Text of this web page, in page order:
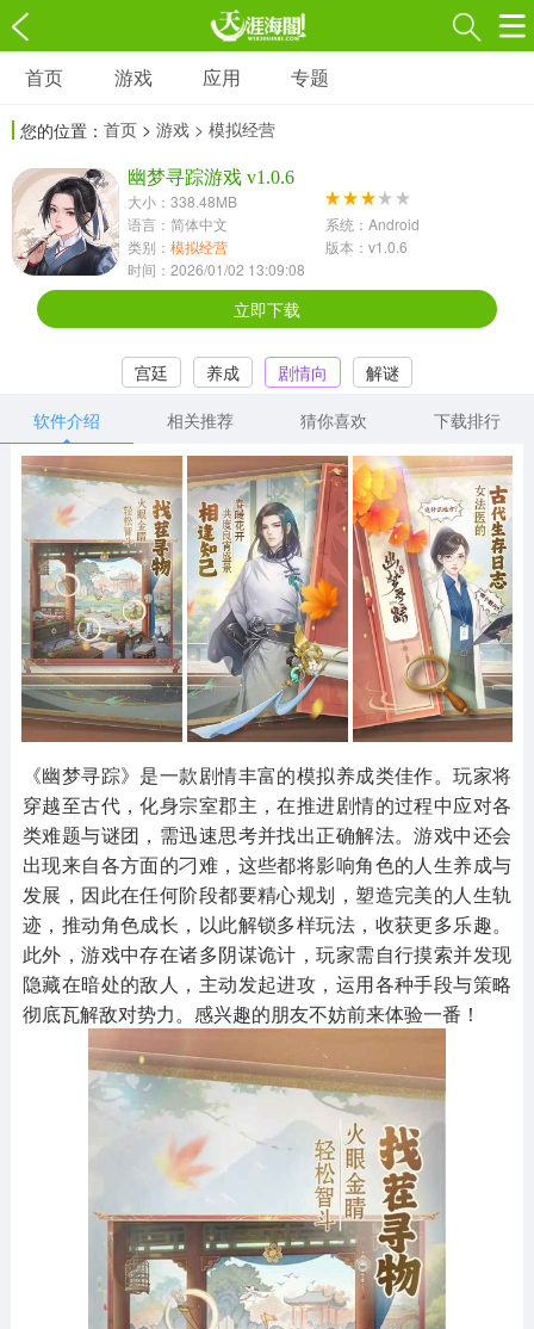
游戏
3697款应用
1597款应用
休闲益智
13387款应用
2196款应用
冒险解谜
1072款应用
418款应用
568款应用
音乐舞蹈
269款应用
2716款应用
515款应用
其他
1654款应用
游戏助手
515款应用
MOD游戏
1056款应用
首页 游戏 应用 专题
您的位置： 首页 > 游戏 > 模拟经营
幽梦寻踪游戏 v1.0.6
大小：338.48MB
语言：简体中文
系统：Android
类别： 模拟经营
版本：v1.0.6
时间：2026/01/02 13:09:08
立即下载
宫廷 养成 剧情向
解谜
软件介绍
相关推荐 猜你喜欢 下载排行
《幽梦寻踪》是一款剧情丰富的模拟养成类佳作。玩家将
穿越至古代，化身宗室郡主，在推进剧情的过程中应对各
类难题与谜团，需迅速思考并找出正确解法。游戏中还会
出现来自各方面的刁难，这些都将影响角色的人生养成与
发展，因此在任何阶段都要精心规划，塑造完美的人生轨
迹，推动角色成长，以此解锁多样玩法，收获更多乐趣。
此外，游戏中存在诸多阴谋诡计，玩家需自行摸索并发现
隐藏在暗处的敌人，主动发起进攻，运用各种手段与策略
彻底瓦解敌对势力。感兴趣的朋友不妨前来体验一番！